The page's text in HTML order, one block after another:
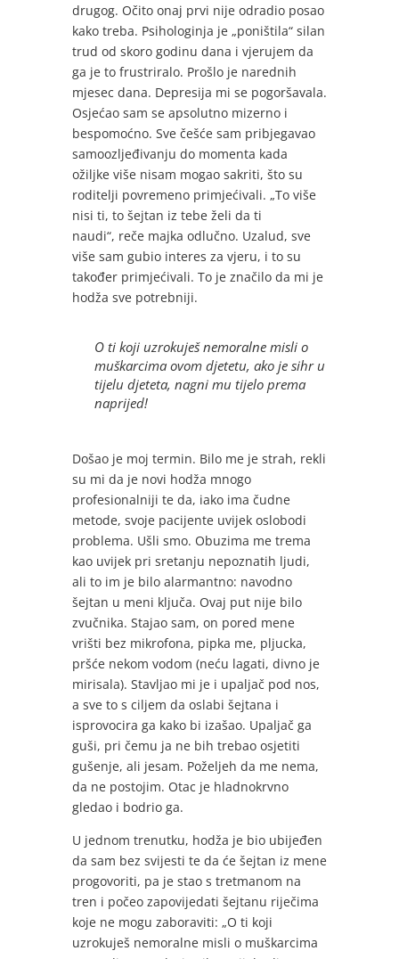
drugog. Očito onaj prvi nije odradio posao
kako treba. Psihologinja je „poništila“ silan
trud od skoro godinu dana i vjerujem da
ga je to frustriralo. Prošlo je narednih
mjesec dana. Depresija mi se pogoršavala.
Osjećao sam se apsolutno mizerno i
bespomoćno. Sve češće sam pribjegavao
samoozljeđivanju do momenta kada
ožiljke više nisam mogao sakriti, što su
roditelji povremeno primjećivali. „To više
nisi ti, to šejtan iz tebe želi da ti
naudi“, reče majka odlučno. Uzalud, sve
više sam gubio interes za vjeru, i to su
također primjećivali. To je značilo da mi je
hodža sve potrebniji.
O ti koji uzrokuješ nemoralne misli o
muškarcima ovom djetetu, ako je sihr u
tijelu djeteta, nagni mu tijelo prema
naprijed!
Došao je moj termin. Bilo me je strah, rekli
su mi da je novi hodža mnogo
profesionalniji te da, iako ima čudne
metode, svoje pacijente uvijek oslobodi
problema. Ušli smo. Obuzima me trema
kao uvijek pri sretanju nepoznatih ljudi,
ali to im je bilo alarmantno: navodno
šejtan u meni ključa. Ovaj put nije bilo
zvučnika. Stajao sam, on pored mene
vrišti bez mikrofona, pipka me, pljucka,
pršće nekom vodom (neću lagati, divno je
mirisala). Stavljao mi je i upaljač pod nos,
a sve to s ciljem da oslabi šejtana i
isprovocira ga kako bi izašao. Upaljač ga
guši, pri čemu ja ne bih trebao osjetiti
gušenje, ali jesam. Poželjeh da me nema,
da ne postojim. Otac je hladnokrvno
gledao i bodrio ga.
U jednom trenutku, hodža je bio ubijeđen
da sam bez svijesti te da će šejtan iz mene
progovoriti, pa je stao s tretmanom na
tren i počeo zapovijedati šejtanu riječima
koje ne mogu zaboraviti: „O ti koji
uzrokuješ nemoralne misli o muškarcima